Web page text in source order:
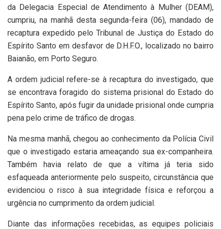
da Delegacia Especial de Atendimento à Mulher (DEAM),
cumpriu, na manhã desta segunda-feira (06), mandado de
recaptura expedido pelo Tribunal de Justiça do Estado do
Espírito Santo em desfavor de D.H.F.O., localizado no bairro
Baianão, em Porto Seguro.
A ordem judicial refere-se à recaptura do investigado, que
se encontrava foragido do sistema prisional do Estado do
Espírito Santo, após fugir da unidade prisional onde cumpria
pena pelo crime de tráfico de drogas.
Na mesma manhã, chegou ao conhecimento da Polícia Civil
que o investigado estaria ameaçando sua ex-companheira.
Também havia relato de que a vítima já teria sido
esfaqueada anteriormente pelo suspeito, circunstância que
evidenciou o risco à sua integridade física e reforçou a
urgência no cumprimento da ordem judicial.
Diante das informações recebidas, as equipes policiais